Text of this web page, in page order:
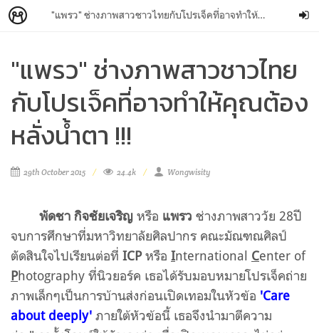
"แพรว" ช่างภาพสาวชาวไทยกับโปรเจ็คที่อาจทำให้คุณต้องหลั่งน้ำตา !!!
"แพรว" ช่างภาพสาวชาวไทย
กับโปรเจ็คที่อาจทำให้คุณต้อง
หลั่งน้ำตา !!!
29th October 2015 24.4k Wongwisity
พัดชา กิจชัยเจริญ หรือ แพรว ช่างภาพสาววัย 28ปี
จบการศึกษาที่มหาวิทยาลัยศิลปากร คณะมัณฑณศิลป์
ตัดสินใจไปเรียนต่อที่ ICPหรือ International Center of
Photography ที่นิวยอร์ค เธอได้รับมอบหมายโปรเจ็คถ่าย
ภาพเล็กๆเป็นการบ้านส่งก่อนเปิดเทอมในหัวข้อ 'Care
about deeply' ภายใต้หัวข้อนี้ เธอจึงนำมาตีความ